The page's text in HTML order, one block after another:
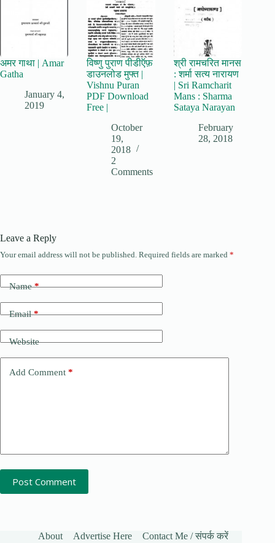
अमर गाथा | Amar
Gatha
January 4,
2019
विष्णु पुराण पीडीऍफ़
डाउनलोड मुफ्त |
Vishnu Puran
PDF Download
Free |
October
19,
2018
2
Comments
श्री रामचरित मानस
: शर्मा सत्य नारायण
| Sri Ramcharit
Mans : Sharma
Sataya Narayan
February
28, 2018
Leave a Reply
Your email address will not be published. Required fields are marked *
Name*
Email*
Website
Add Comment *
Post Comment
About Advertise Here
Contact Me / संपर्क करें